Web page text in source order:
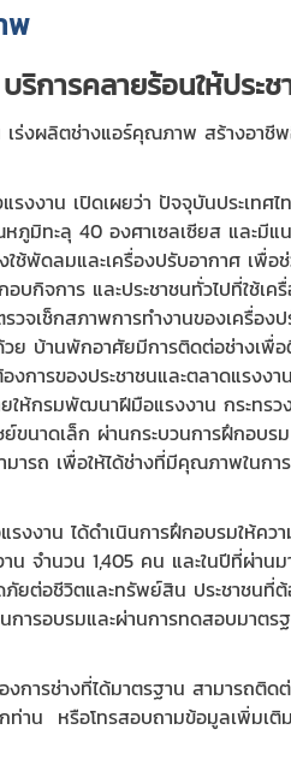
พ
การคลายร้อนให้ประช
ร่งผลิตช่างแอร์คุณภาพ สร้างอาชีพ
งาน เปิดเผยว่า ปัจจุบันประเทศ
มิทะลุ 40 องศาเซลเซียส และมีแน
ใช้พัดลมและเครื่องปรับอากาศ เพื่
บกิจการ และประชาชนทั่วไปที่ใช้เค
วจเช็กสภาพการทำงานของเครื่อ
ย บ้านพักอาศัยมีการติดต่อช่างเพื่
งการของประชาชนและตลาดแรงง
ให้กรมพัฒนาฝีมือแรงงาน กระทรว
ขนาดเล็ก ผ่านกระบวนการฝึกอบ
ารถ เพื่อให้ได้ช่างที่มีคุณภาพในกา
งาน ได้ดำเนินการฝึกอบรมให้คว
จำนวน 1,405 คน และในปีที่ผ่าน
ต่อชีวิตและทรัพย์สิน ประชาชนที่ต้
ารอบรมและผ่านการทดสอบมาตร
การช่างที่ได้มาตรฐาน สามารถติด
าน หรือโทรสอบถามข้อมูลเพิ่มเติ